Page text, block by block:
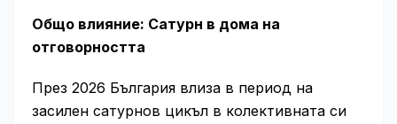
Общо влияние: Сатурн в дома на
отговорността
През 2026 България влиза в период на
засилен сатурнов цикъл в колективната си